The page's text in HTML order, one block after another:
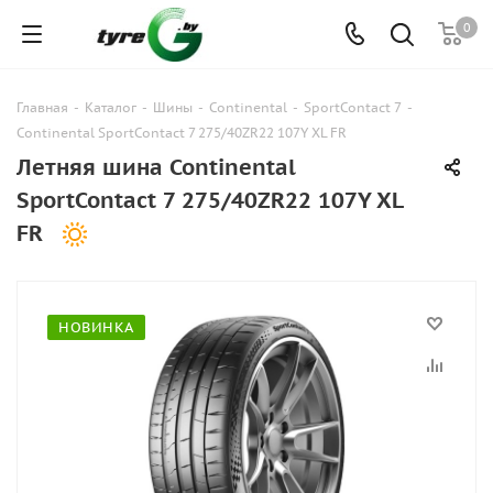
0
Главная - Каталог - Шины - Continental - SportContact 7 -
Continental SportContact 7 275/40ZR22 107Y XL FR
Летняя шина Continental
SportContact 7 275/40ZR22 107Y XL
FR
НОВИНКА